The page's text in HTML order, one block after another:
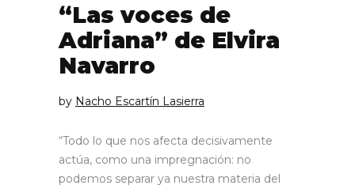
“Las voces de
Adriana” de Elvira
Navarro
by Nacho Escartín Lasierra
“Todo lo que nos afecta decisivamente
actúa, como una impregnación: no
podemos separar ya nuestra materia del